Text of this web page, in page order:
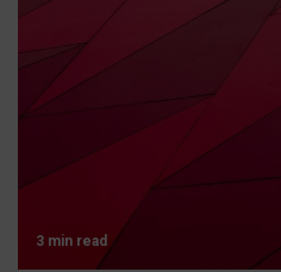
3 min read